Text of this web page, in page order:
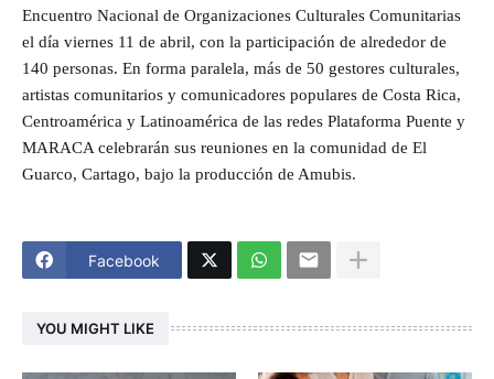
Encuentro Nacional de Organizaciones Culturales Comunitarias
el día viernes 11 de abril, con la participación de alrededor de
140 personas. En forma paralela, más de 50 gestores culturales,
artistas comunitarios y comunicadores populares de Costa Rica,
Centroamérica y Latinoamérica de las redes Plataforma Puente y
MARACA celebrarán sus reuniones en la comunidad de El
Guarco, Cartago, bajo la producción de Amubis.
Facebook
YOU MIGHT LIKE